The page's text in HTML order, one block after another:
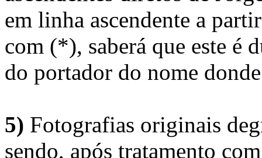
em linha ascendente a
com (*), saberá que este é
do portador do nome
5) Fotografias originais
sendo, após tratamento